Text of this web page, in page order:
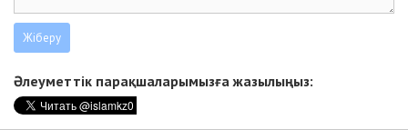
Әлеуметтік парақшаларымызға жазылыңыз: